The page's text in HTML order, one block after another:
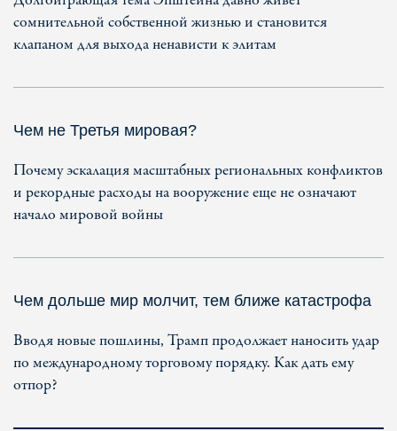
сомнительной собственной жизнью и становится
клапаном для выхода ненависти к элитам
Чем не Третья мировая?
Почему эскалация масштабных региональных конфликтов
и рекордные расходы на вооружение еще не означают
начало мировой войны
Чем дольше мир молчит, тем ближе катастрофа
Вводя новые пошлины, Трамп продолжает наносить удар
по международному торговому порядку. Как дать ему
отпор?